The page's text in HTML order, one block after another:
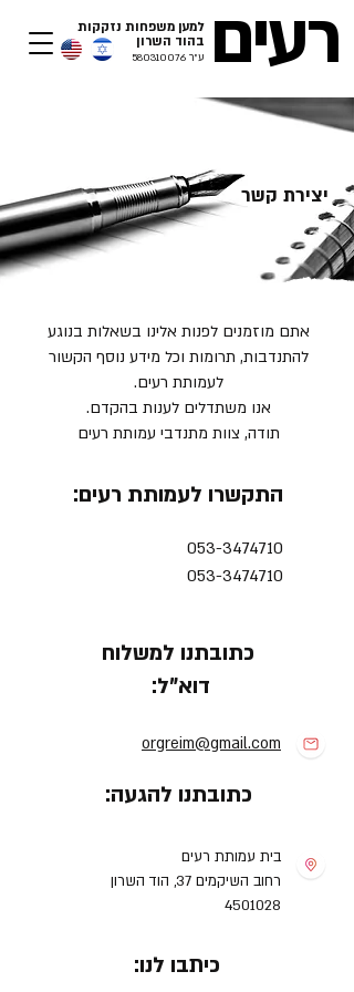
רעים ע"ר 580310076
למען משפחות נזקקות
בהוד השרון​
יצירת קשר
אתם מוזמנים לפנות אלינו בשאלות בנוגע
להתנדבות, תרומות וכל מידע נוסף הקשור
לעמותת רעים.
אנו משתדלים לענות בהקדם.
תודה, צוות מתנדבי עמותת רעים
התקשרו לעמותת רעים:
053-3474710
053-3474710
כתובתנו למשלוח
דוא"ל:
orgreim@gmail.com
כתובתנו להגעה:
בית עמותת רעים
רחוב השיקמים 37, הוד השרון
4501028
כיתבו לנו: